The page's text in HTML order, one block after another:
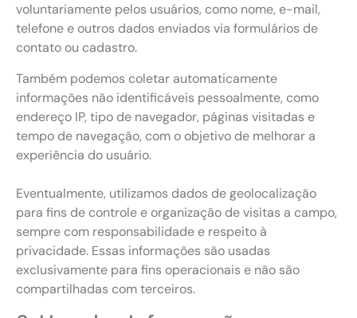
voluntariamente pelos usuários, como nome, e-mail,
telefone e outros dados enviados via formulários de
contato ou cadastro.
Também podemos coletar automaticamente
informações não identificáveis pessoalmente, como
endereço IP, tipo de navegador, páginas visitadas e
tempo de navegação, com o objetivo de melhorar a
experiência do usuário.
Eventualmente, utilizamos dados de geolocalização
para fins de controle e organização de visitas a campo,
sempre com responsabilidade e respeito à
privacidade. Essas informações são usadas
exclusivamente para fins operacionais e não são
compartilhadas com terceiros.